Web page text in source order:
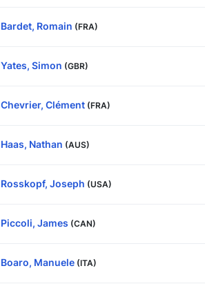
Bardet, Romain (FRA)
Yates, Simon (GBR)
Chevrier, Clément (FRA)
Haas, Nathan (AUS)
Rosskopf, Joseph (USA)
Piccoli, James (CAN)
Boaro, Manuele (ITA)